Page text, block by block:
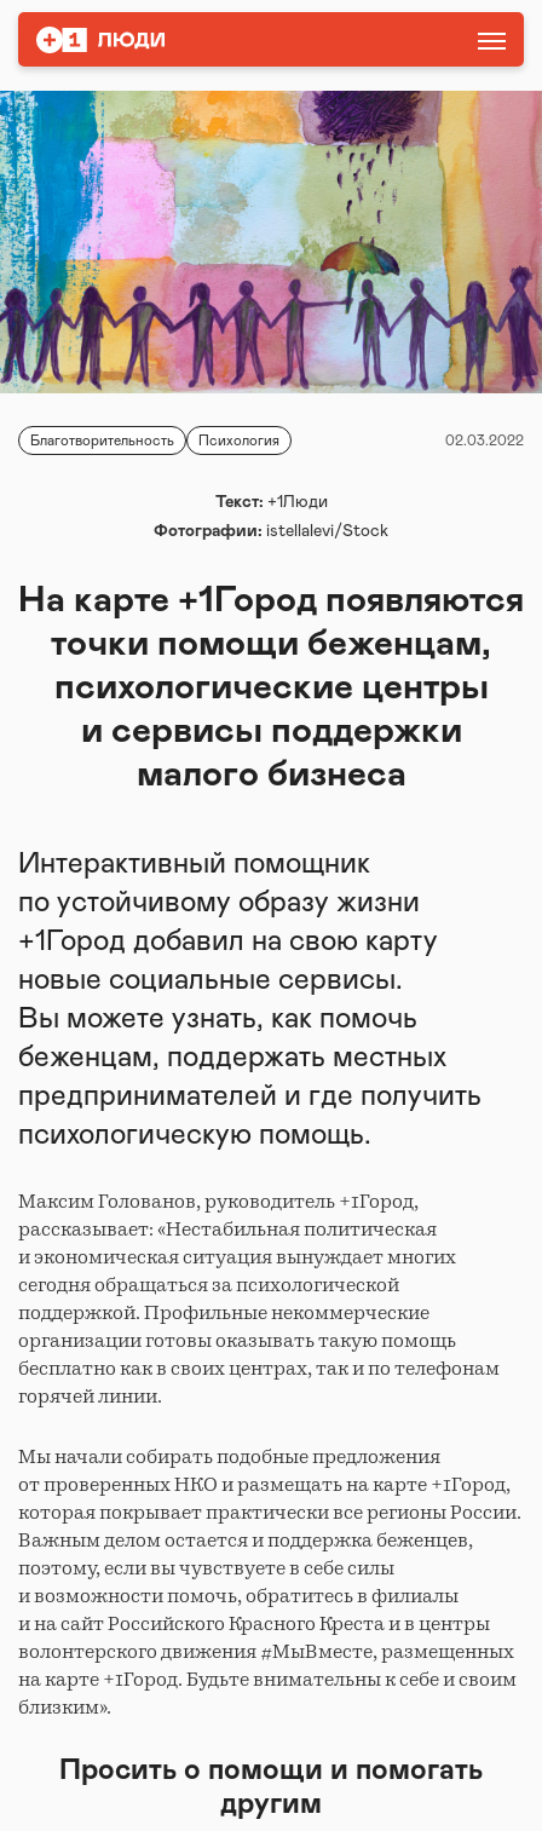
Благотворительность Психология 02.03.2022
Текст: +1Люди
Фотографии: istellalevi/Stock
На карте +1Город появляются
точки помощи беженцам,
психологические центры
и сервисы поддержки
малого бизнеса
Интерактивный помощник
по устойчивому образу жизни
+1Город добавил на свою карту
новые социальные сервисы.
Вы можете узнать, как помочь
беженцам, поддержать местных
предпринимателей и где получить
психологическую помощь.
Максим Голованов, руководитель +1Город,
рассказывает: «Нестабильная политическая
и экономическая ситуация вынуждает многих
сегодня обращаться за психологической
поддержкой. Профильные некоммерческие
организации готовы оказывать такую помощь
бесплатно как в своих центрах, так и по телефонам
горячей линии.
Мы начали собирать подобные предложения
от проверенных НКО и размещать на карте +1Город,
которая покрывает практически все регионы России.
Важным делом остается и поддержка беженцев,
поэтому, если вы чувствуете в себе силы
и возможности помочь, обратитесь в филиалы
и на сайт Российского Красного Креста и в центры
волонтерского движения #МыВместе, размещенных
на карте +1Город. Будьте внимательны к себе и своим
близким».
Просить о помощи и помогать
другим